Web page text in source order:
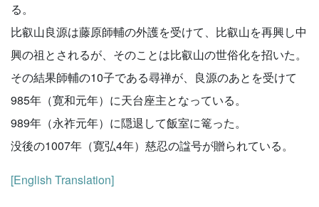
る。
比叡山良源は藤原師輔の外護を受けて、比叡山を再興し中
興の祖とされるが、そのことは比叡山の世俗化を招いた。
その結果師輔の10子である尋禅が、良源のあとを受けて
985年（寛和元年）に天台座主となっている。
989年（永祚元年）に隠退して飯室に篭った。
没後の1007年（寛弘4年）慈忍の諡号が贈られている。
[English Translation]